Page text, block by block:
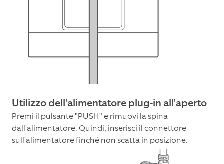
Utilizzo dell'alimentatore plug-in all'aperto
Premi il pulsante "PUSH" e rimuovi la spina
dall'alimentatore. Quindi, inserisci il connettore
sull'alimentatore finché non scatta in posizione.